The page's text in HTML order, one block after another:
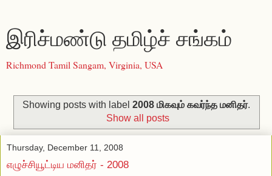
இரிச்மண்டு தமிழ்ச் சங்கம்
Richmond Tamil Sangam, Virginia, USA
Showing posts with label 2008 மிகவும் கவர்ந்த மனிதர்.
Show all posts
Thursday, December 11, 2008
எழுச்சியூட்டிய மனிதர் - 2008